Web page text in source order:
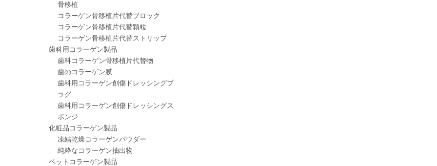
骨移植
コラーゲン骨移植片代替ブロック
コラーゲン骨移植片代替顆粒
コラーゲン骨移植片代替ストリップ
歯科用コラーゲン製品
歯科コラーゲン骨移植片代替物
歯のコラーゲン膜
歯科用コラーゲン創傷ドレッシングプ
ラグ
歯科用コラーゲン創傷ドレッシングス
ポンジ
化粧品コラーゲン製品
凍結乾燥コラーゲンパウダー
純粋なコラーゲン抽出物
ペットコラーゲン製品